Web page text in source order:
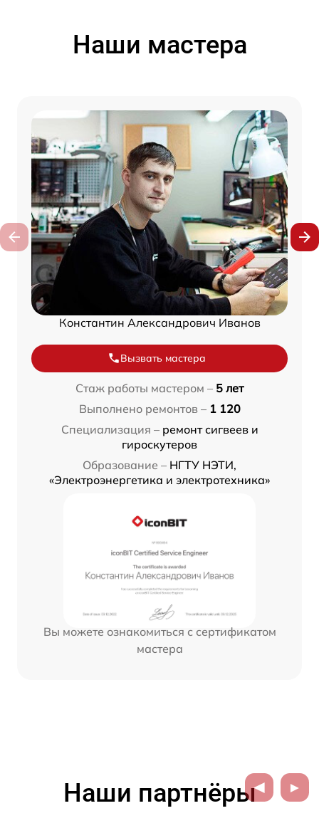
Наши мастера
Константин Александрович Иванов
Вызвать мастера
Стаж работы мастером – 5 лет
Выполнено ремонтов – 1 120
Специализация – ремонт сигвеев и
гироскутеров
Образование – НГТУ НЭТИ,
«Электроэнергетика и электротехника»
Вы можете ознакомиться с сертификатом
мастера
Наши партнёры